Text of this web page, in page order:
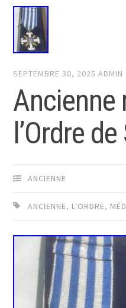
SEPTEMBRE 30, 2025 ADMIN
Ancienne
l’Ordre
ANCIENNE
ANCIENNE, L'ORDRE,